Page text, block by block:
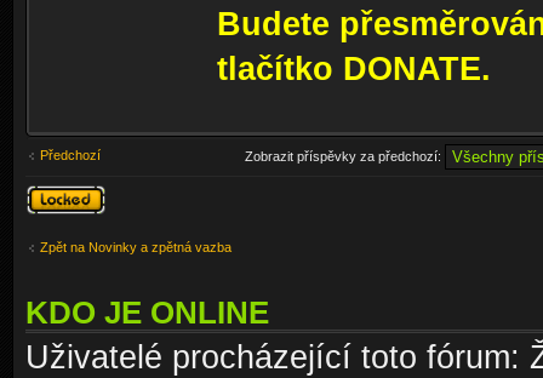
Budete
tlačítko DONATE.
Předchozí Zobrazit příspěvky za předchozí:
Téma
uzamknuto
Zpět na Novinky a zpětná vazba
KDO JE ONLINE
Uživatelé procházející toto fórum: